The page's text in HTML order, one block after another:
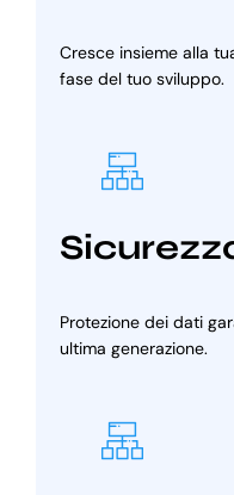
Cresce insieme alla
fase del tuo sviluppo.
Protezione dei dati
ultima generazione.